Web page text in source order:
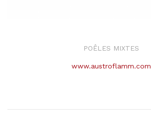
POÊLES MIXTES
www.austroflamm.com